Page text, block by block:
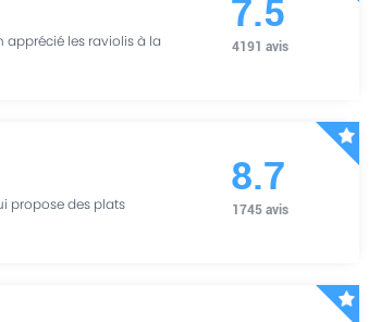
apprécié les raviolis à la
7.5
4191 avis
propose des plats
8.7
1745 avis